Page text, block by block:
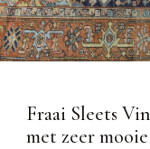
Fraai Sleets
met zeer